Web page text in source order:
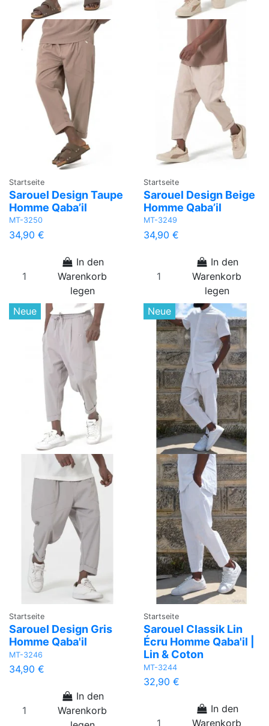
Startseite
Sarouel Design Taupe
Homme Qaba’il
MT-3250
34,90 €
In den
Warenkorb
legen
Startseite
Sarouel Design Beige
Homme Qaba’il
MT-3249
34,90 €
In den
Warenkorb
legen
Neue
Startseite
Sarouel Design Gris
Homme Qaba'il
MT-3246
34,90 €
In den
Warenkorb
Neue
Startseite
Sarouel Classik Lin
Écru Homme Qaba'il |
Lin & Coton
MT-3244
32,90 €
In den
Warenkorb